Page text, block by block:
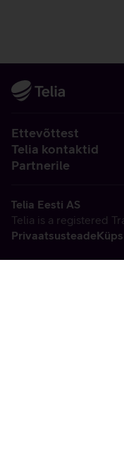
Ettevõttest
Telia kontaktid
Partnerile
Telia Eesti AS
Telia is a registered
Privaatsusteade